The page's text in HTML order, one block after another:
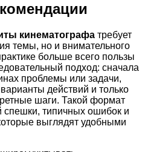
кинематографа требует
темы, но и внимательного
больше всего пользы
подход: сначала
проблемы или задачи,
действий и только
шаги. Такой формат
спешки, типичных ошибок и
выглядят удобными